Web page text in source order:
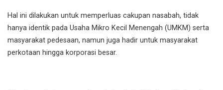
Hal ini dilakukan untuk memperluas cakupan nasabah, tidak
hanya identik pada Usaha Mikro Kecil Menengah (UMKM) serta
masyarakat pedesaan, namun juga hadir untuk masyarakat
perkotaan hingga korporasi besar.